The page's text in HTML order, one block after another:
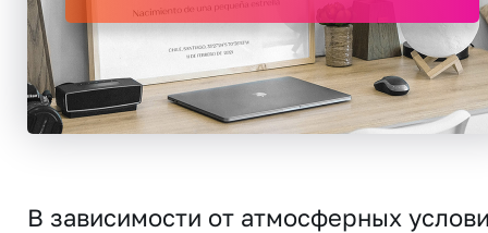
В зависимости от атмосферных